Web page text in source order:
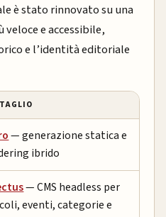
è stato rinnovato su una
e accessibile,
e l’identità editoriale
— generazione statica e
ibrido
— CMS headless per
eventi, categorie e